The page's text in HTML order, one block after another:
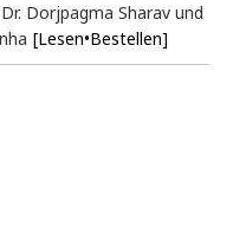
Dorjpagma Sharav und
[Lesen•Bestellen]